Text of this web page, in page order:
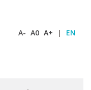
A- A0 A+ | EN